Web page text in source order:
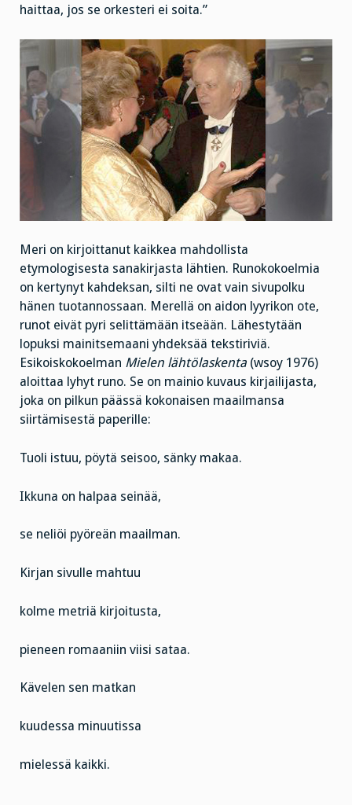
haittaa, jos se orkesteri ei soita.”
Meri on kirjoittanut kaikkea mahdollista
etymologisesta sanakirjasta lähtien. Runokokoelmia
on kertynyt kahdeksan, silti ne ovat vain sivupolku
hänen tuotannossaan. Merellä on aidon lyyrikon ote,
runot eivät pyri selittämään itseään. Lähestytään
lopuksi mainitsemaani yhdeksää tekstiriviä.
Esikoiskokoelman Mielen lähtölaskenta (wsoy 1976)
aloittaa lyhyt runo. Se on mainio kuvaus kirjailijasta,
joka on pilkun päässä kokonaisen maailmansa
siirtämisestä paperille:
Tuoli istuu, pöytä seisoo, sänky makaa.
Ikkuna on halpaa seinää,
se neliöi pyöreän maailman.
Kirjan sivulle mahtuu
kolme metriä kirjoitusta,
pieneen romaaniin viisi sataa.
Kävelen sen matkan
kuudessa minuutissa
mielessä kaikki.